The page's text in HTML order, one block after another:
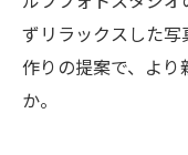
ずリラックスした
作りの提案で、よ
か。